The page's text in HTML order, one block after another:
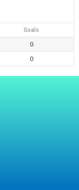
Goals
0
0